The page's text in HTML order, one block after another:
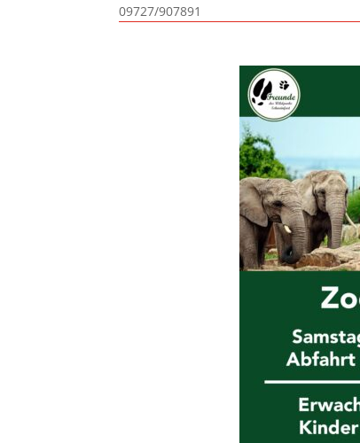
09727/907891